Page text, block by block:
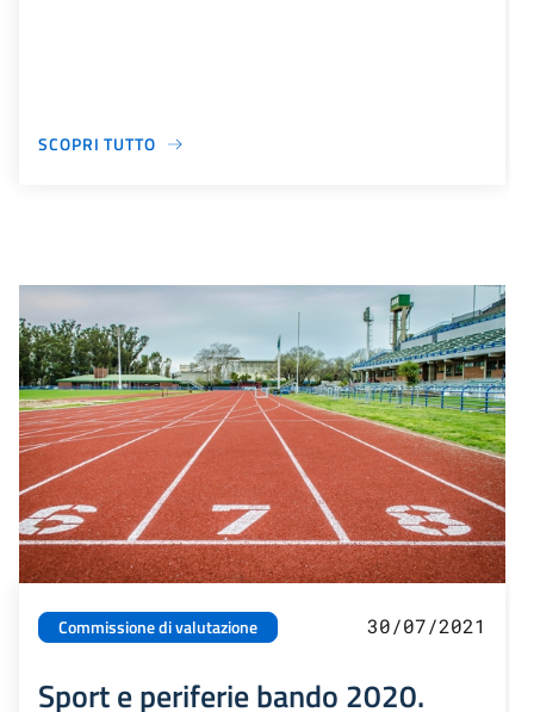
SCOPRI TUTTO
Commissione di valutazione 30/07/2021
Sport e periferie bando 2020.